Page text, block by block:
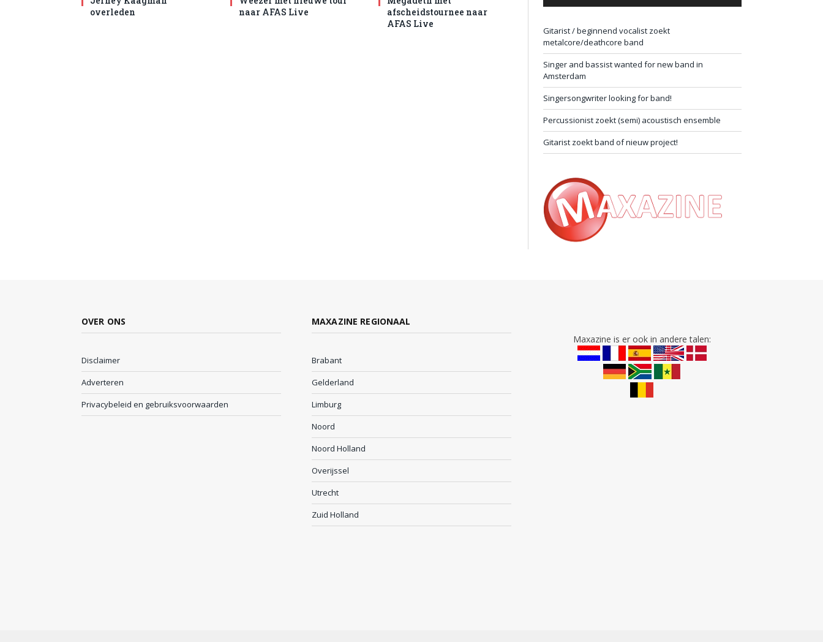
overleden
naar AFAS Live
afscheidstournee naar
AFAS Live
Gitarist / beginnend vocalist zoekt
metalcore/deathcore band
Singer and bassist wanted for new band in
Amsterdam
Singersongwriter looking for band!
Percussionist zoekt (semi) acoustisch ensemble
Gitarist zoekt band of nieuw project!
OVER ONS
Disclaimer
Adverteren
Privacybeleid en gebruiksvoorwaarden
MAXAZINE REGIONAAL
Brabant
Gelderland
Limburg
Noord
Noord Holland
Overijssel
Utrecht
Zuid Holland
Maxazine is er ook in andere talen: